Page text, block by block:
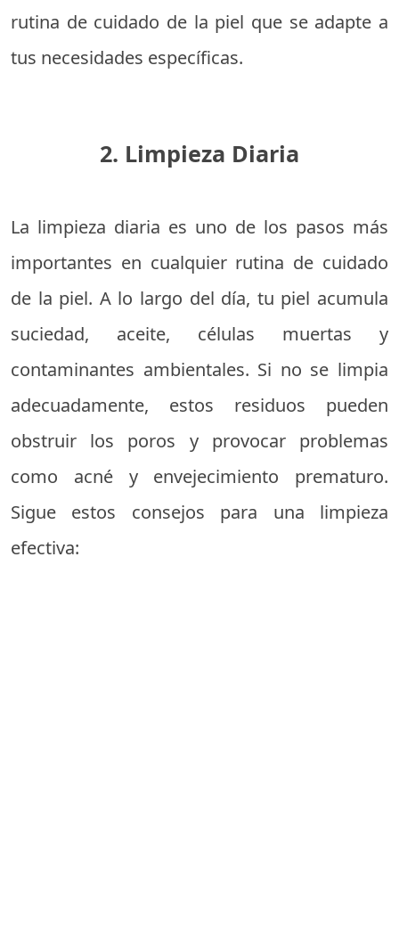
rutina de cuidado de la piel que se adapte a
tus necesidades específicas.
2. Limpieza Diaria
La limpieza diaria es uno de los pasos más
importantes en cualquier rutina de cuidado
de la piel. A lo largo del día, tu piel acumula
suciedad, aceite, células muertas y
contaminantes ambientales. Si no se limpia
adecuadamente, estos residuos pueden
obstruir los poros y provocar problemas
como acné y envejecimiento prematuro.
Sigue estos consejos para una limpieza
efectiva: